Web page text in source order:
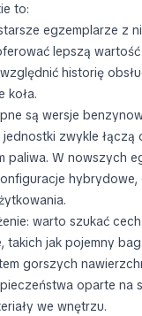
to:
egzemplarze z
lepszą wartość
historię
koła.
są wersje
zwykle łączą
paliwa. W nowszych
hybrydowe,
warto szukać
takich jak pojemny
gorszych
oparte na
we wnętrzu.